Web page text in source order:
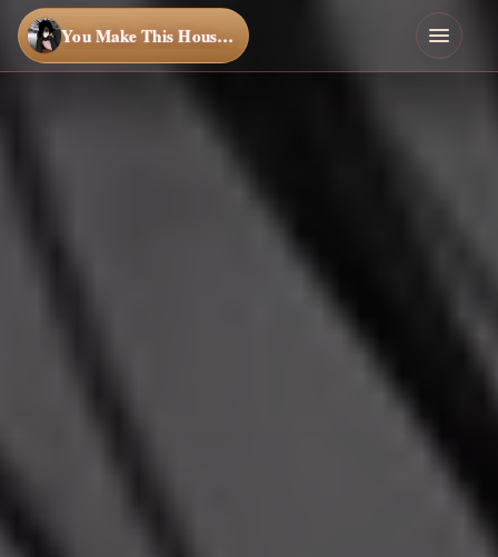
You Make This House a Home